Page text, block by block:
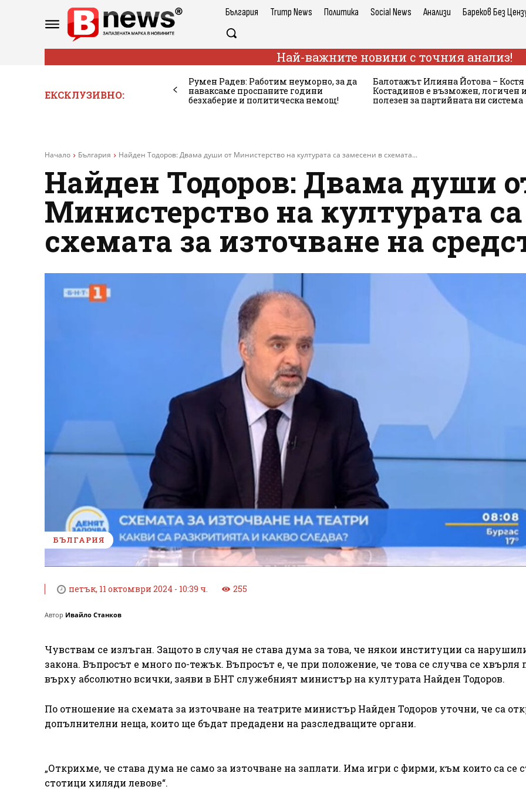
България Trump News Политика Social News Анализи Бареков Без
Най-важните новини с точния анализ!
ЕКСКЛУЗИВНО:
Румен Радев: Работим неуморно, за да
наваксаме проспаните години
безхаберие и политическа немощ!
Балотажът Илияна Йотова – Костя
Костадинов е възможен, логичен и
полезен за партийната ни система
Начало България Найден Тодоров: Двама души от Министерство на културата са замесени в схемата...
Найден Тодоров: Двама души
Министерство на културата
схемата за източване на
БЪЛГАРИЯ
петък, 11 октомври 2024 - 10:39 ч. 255
Автор Ивайло Станков
Чувствам се излъган. Защото в случая не става дума за това, че някои институции са
закона. Въпросът е много по-тежък. Въпросът е, че при положение, че това се случва се хвърля
върху абсолютно всички, заяви в БНТ служебният министър на културата Найден Тодоров.
По отношение на схемата за източване на театрите министър Найден Тодоров уточни, че са
допълнителни неща, които ще бъдат предадени на разследващите органи.
„Открихме, че става дума не само за източване на заплати. Има игри с фирми, към които са се
стотици хиляди левове“.